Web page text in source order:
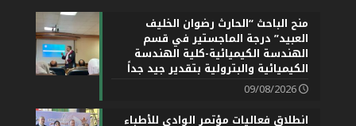
منح الباحث “الحارث رضوان الخليف
العبيد” درجة الماجستير في قسم
الهندسة الكيميائية-كلية الهندسة
الكيميائية والبترولية بتقدير جيد جداً
09/08/2026
انطلاق فعاليات مؤتمر الوادي للأطباء